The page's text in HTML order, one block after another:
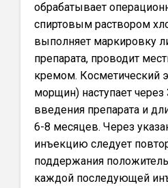
обрабатывает
спиртовым раствором
выполняет маркировку
препарата, проводит
кремом. Косметический
морщин) наступает
введения препарата и
6-8 месяцев. Через
инъекцию следует
поддержания
каждой последующей